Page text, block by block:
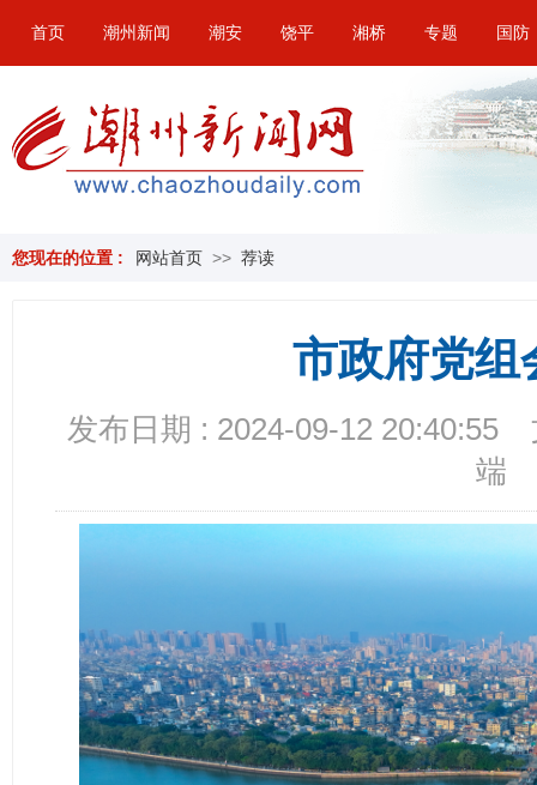
首页 潮州新闻 潮安 饶平 湘桥 专题 国防
您现在的位置 : 网站首页 >> 荐读
市政府党组
发布日期 : 2024-09-12 20:40:55
端